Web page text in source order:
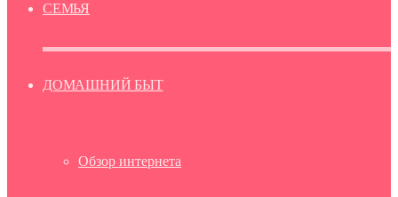
СЕМЬЯ
ДОМАШНИЙ БЫТ
Обзор интернета